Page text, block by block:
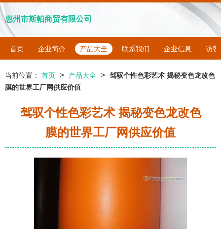
惠州市斯帕商贸有限公司
首页 企业简介 产品大全 联系我们 企业信息 访客
当前位置： 首页 > 产品大全 > 驾驭个性色彩艺术 揭秘变色龙改色
膜的世界工厂网供应价值
驾驭个性色彩艺术 揭秘变色龙改色
膜的世界工厂网供应价值